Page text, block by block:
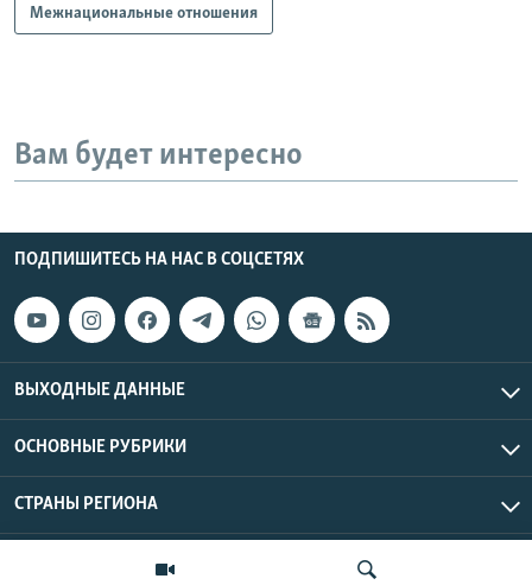
Межнациональные отношения
Вам будет интересно
ПОДПИШИТЕСЬ НА НАС В СОЦСЕТЯХ
ВЫХОДНЫЕ ДАННЫЕ
ОСНОВНЫЕ РУБРИКИ
СТРАНЫ РЕГИОНА
Азаттык Азия © 2026 RFE/RL, Inc. | Все права защищены.